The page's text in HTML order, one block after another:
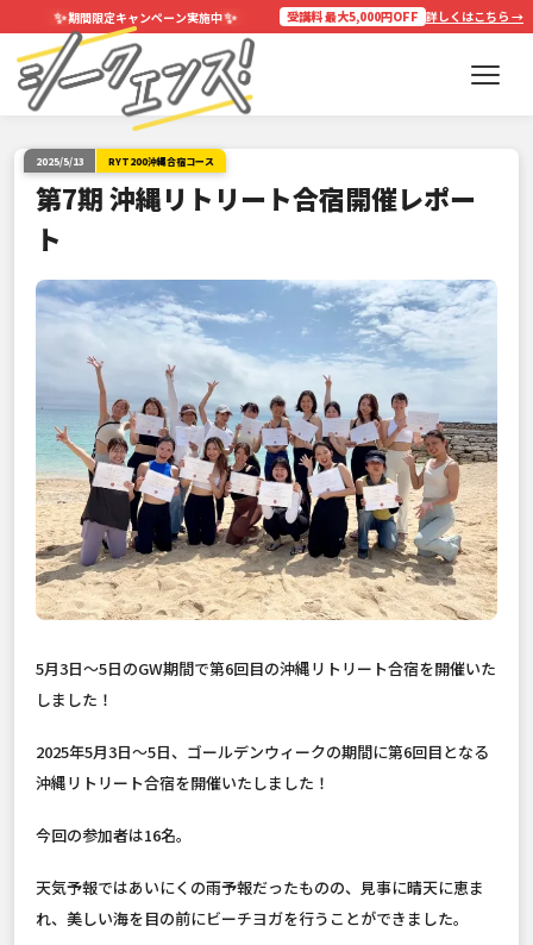
✨期間限定キャンペーン実施中✨ 受講料 最大5,000円OFF 詳しくはこちら →
2025/5/13 RYT200沖縄合宿コース
第7期 沖縄リトリート合宿開催レポー
ト
5月3日〜5日のGW期間で第6回目の沖縄リトリート合宿を開催いた
しました！
2025年5月3日〜5日、ゴールデンウィークの期間に第6回目となる
沖縄リトリート合宿を開催いたしました！
今回の参加者は16名。
天気予報ではあいにくの雨予報だったものの、見事に晴天に恵ま
れ、美しい海を目の前にビーチヨガを行うことができました。